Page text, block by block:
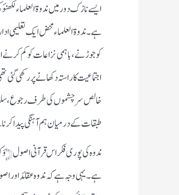
ایسے نازک دور میں ندوة العلماء
ہے۔ ندوة العلماء محض ایک تعلیمی
کو جوڑنے، باہمی نزاعات کو کم
اجتماعیت کا راستہ دکھانے پر رکھی
خالص سرچشموں کی طرف رجوع، سلفِ
طبقات کے درمیان ہم آہنگی پیدا
ندوہ کی پوری فکر اس قرآنی اصول
ہے۔ یہی وجہ ہے کہ ندوہ عقائد اور